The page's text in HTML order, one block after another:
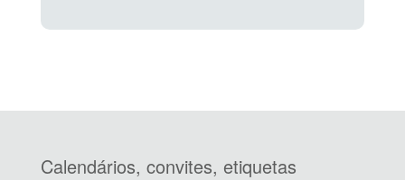
Calendários, convites, etiquetas